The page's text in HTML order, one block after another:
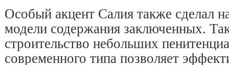
Особый акцент Салия также сделал
модели содержания заключенных.
строительство небольших
современного типа позволяет